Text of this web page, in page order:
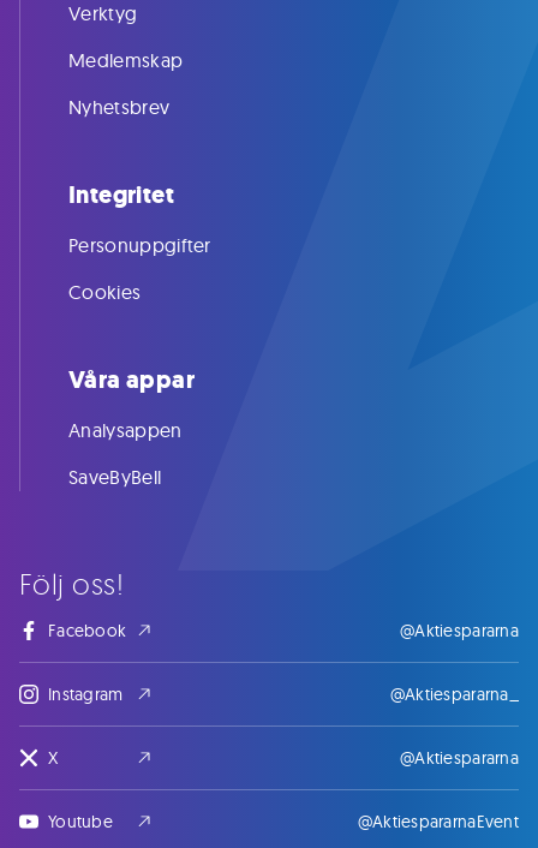
Följ oss!
Facebook @Aktiespararna
Instagram @Aktiespararna_
X @Aktiespararna
Youtube @AktiespararnaEvent
Verktyg
Medlemskap
Nyhetsbrev
Integritet
Personuppgifter
Cookies
Våra appar
Analysappen
SaveByBell